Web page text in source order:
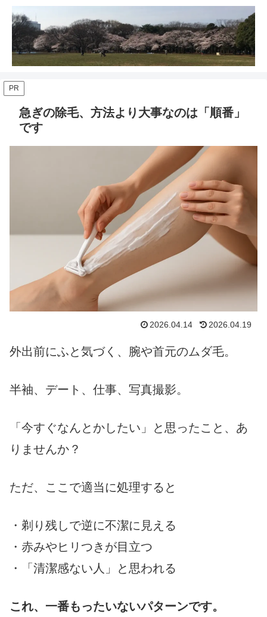
PR
急ぎの除毛、方法より大事なのは「順番」
です
2026.04.14 2026.04.19
外出前にふと気づく、腕や首元のムダ毛。
半袖、デート、仕事、写真撮影。
「今すぐなんとかしたい」と思ったこと、あ
りませんか？
ただ、ここで適当に処理すると
・剃り残しで逆に不潔に見える
・赤みやヒリつきが目立つ
・「清潔感ない人」と思われる
これ、一番もったいないパターンです。